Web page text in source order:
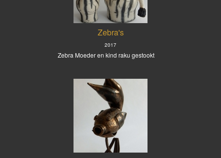
Zebra's
2017
Zebra Moeder en kind raku gestookt